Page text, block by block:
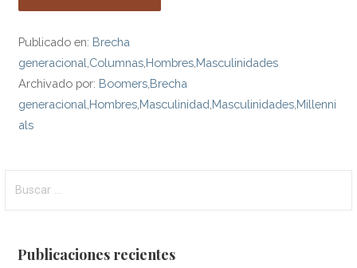
Publicado en: Brecha
generacional Columnas Hombres Masculinidades
Archivado por: Boomers Brecha
generacional Hombres Masculinidad Masculinidades Millenni
als
Publicaciones recientes